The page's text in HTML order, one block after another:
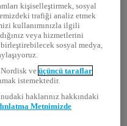
etki
ve bu da
farksız bir
kişiselleştirmek, sosyal
trafiği analiz etmek
kullanımınızla ilgili
veya hizmetlerini
sosyal medya,
Nordisk veüçüncü taraflar
istemektedir.
haklarınız hakkındaki
Metnimizde